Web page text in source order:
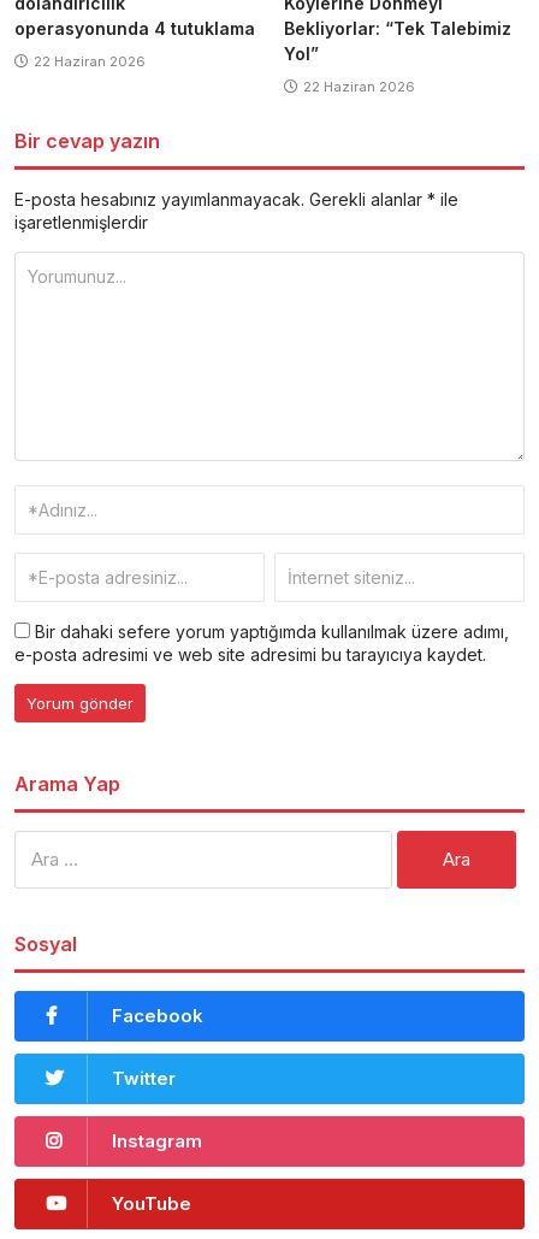
operasyonunda 4 tutuklama
22 Haziran 2026
Bekliyorlar: “Tek Talebimiz
Yol”
22 Haziran 2026
Bir cevap yazın
E-posta hesabınız yayımlanmayacak. Gerekli alanlar * ile
işaretlenmişlerdir
Bir dahaki sefere yorum yaptığımda kullanılmak üzere adımı,
e-posta adresimi ve web site adresimi bu tarayıcıya kaydet.
Arama Yap
Sosyal
Facebook
Twitter
Instagram
YouTube